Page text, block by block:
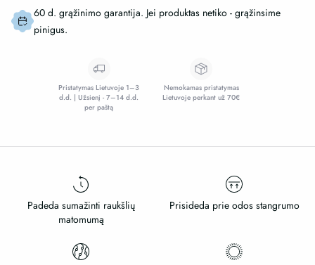
serumas,
kai
60 d. grąžinimo garantija. Jei produktas netiko - grąžinsime
pinigus.
Pristatymas Lietuvoje 1–3
d.d. | Užsienį - 7–14 d.d.
per paštą
Nemokamas pristatymas
Lietuvoje perkant už 70€
Padeda sumažinti raukšlių
matomumą
Prisideda prie odos stangrumo